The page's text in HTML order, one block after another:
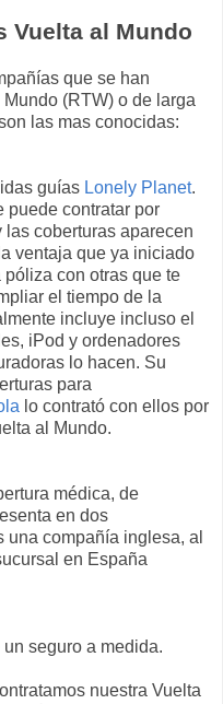
Vuelta al Mundo
que se han
(RTW) o de larga
las mas conocidas:
guías Lonely Planet.
puede contratar por
coberturas aparecen
ventaja que ya iniciado
con otras que te
el tiempo de la
incluye incluso el
iPod y ordenadores
lo hacen. Su
para
lo contrató con ellos por
al Mundo.
médica, de
en dos
una compañía inglesa, al
en España
seguro a medida.
nuestra Vuelta